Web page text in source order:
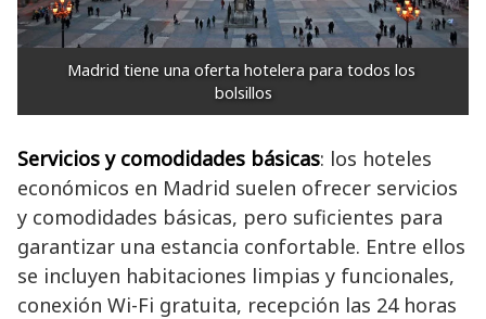
Madrid tiene una oferta hotelera para todos los
bolsillos
Servicios y comodidades básicas: los hoteles
económicos en Madrid suelen ofrecer servicios
y comodidades básicas, pero suficientes para
garantizar una estancia confortable. Entre ellos
se incluyen habitaciones limpias y funcionales,
conexión Wi-Fi gratuita, recepción las 24 horas